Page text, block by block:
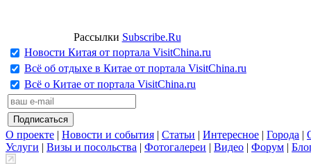
Рассылки Subscribe.Ru
Новости Китая от портала VisitChina.ru
Всё об отдыхе в Китае от портала VisitChina.ru
Всё о Китае от портала VisitChina.ru
О проекте | Новости и события | Статьи | Интересное | Города |
Услуги | Визы и посольства | Фотогалереи | Видео | Форум |